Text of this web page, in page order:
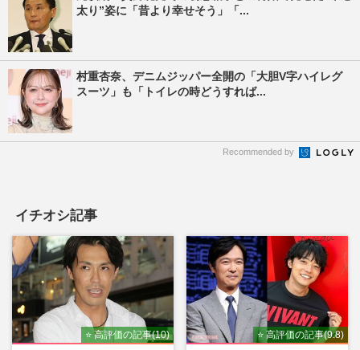
太り”姿に「昔より幸せそう」「...
村重杏奈、デニムジッパー全開の「大胆V字ハイレグ
スーツ」も「トイレの時どうすれば...
Recommended by
イチオシ記事
⭐ 高評価の記事(10) ⭐ 高評価の記事(9.8)